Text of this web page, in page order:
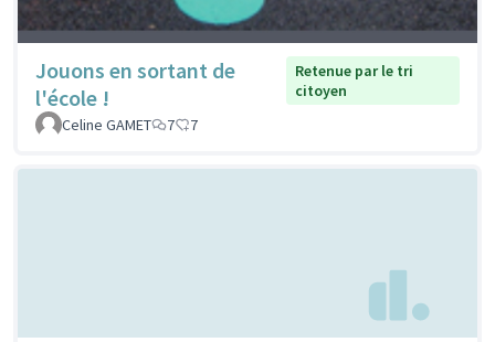
Jouons en sortant de
l'école !
Retenue par le tri
citoyen
Celine GAMET
7 7